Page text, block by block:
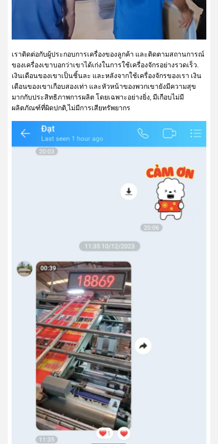
เราติดต่อกับผู้ประกอบการเครื่องของลูกค้า และติดตามสถานการณ์
ของเครื่องเขาบอกว่าเขาได้เก่งในการใช้เครื่องจักรอย่างรวดเร็ว.
เงินเดือนของเขาเป็นชิ้นละ และหลังจากใช้เครื่องจักรของเรา เงิน
เดือนของเขาเกือบสองเท่า และหัวหน้าของพวกเขายังมีความสุข
มากกับประสิทธิภาพการผลิต โดยเฉพาะอย่างยิ่ง, มีเกือบไม่มี
ผลิตภัณฑ์ที่ผิดปกติ,ไม่มีการเสียทรัพยากร